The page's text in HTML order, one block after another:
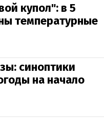
купол": в 5
температурные
синоптики
на начало